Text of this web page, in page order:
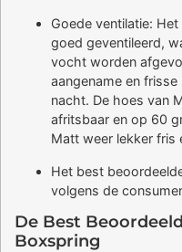
Goede ventilatie:
goed geventileerd,
vocht worden
aangename en
nacht. De hoes van
afritsbaar en op 60
Matt weer lekker fris
Het best
volgens de
De Best
Boxspring